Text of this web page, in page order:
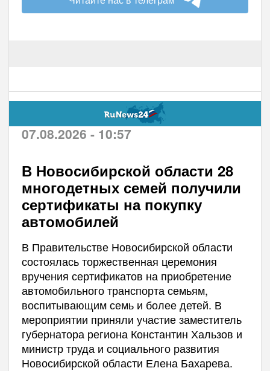
07.08.2026 - 10:57
В Новосибирской области 28
многодетных семей получили
сертификаты на покупку
автомобилей
В Правительстве Новосибирской области
состоялась торжественная церемония
вручения сертификатов на приобретение
автомобильного транспорта семьям,
воспитывающим семь и более детей. В
мероприятии приняли участие заместитель
губернатора региона Константин Хальзов и
министр труда и социального развития
Новосибирской области Елена Бахарева.